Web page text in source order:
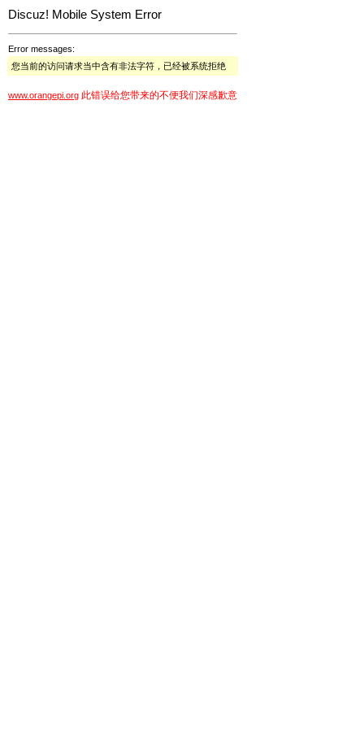
Discuz! Mobile System Error
Error messages:
您当前的访问请求当中含有非法字符，已经被系统拒绝
www.orangepi.org 此错误给您带来的不便我们深感歉意